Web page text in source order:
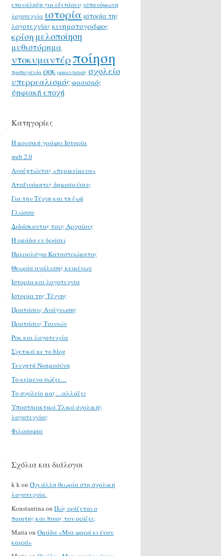
επανάληψη για εξετάσεις ισπανόφωνη
λογοτεχνία ιστορία ιστορία της
λογοτεχνίαςκινηματογράφος
κρίση μελοποίηση
μυθιστόρημα
ντοκυμαντέρποίηση
προπαγάνδα ροκ ρομαντισμός σχολείο
υπερρεαλισμόςφασισμός
ψηφιακή εποχή
Κατηγορίες
H μουσική γράφει Ιστορία
web 2.0
Αναζητώντας «περικείμενα»
Αταξινόμητες δημοσιεύσεις
Για την Τέχνη και τη ζωή
Γλώσσα
Διδάσκοντας τους Αρχαίους
Η ομάδα εν δράσει
Ημερολόγιο Καταστρώματος
Θεωρία ανάλυσης κειμένων
Ιστορία και λογοτεχνία
Ιστορία της Τέχνης
Προτάσεις Ανάγνωσης
Προτάσεις Ταινιών
Ροκ και λογοτεχνία
Σχετικά με το blog
Τενχητή Νοημοσύνη
Το κείμενο σώζει…
Το σχολείο μας…αλλάζει
Υποστηρικτικό Υλικό σχολικής
λογοτεχνίας
Φιλοσοφία
Σχόλια και διάλογοι
k kon Όχι άλλη θεωρία στη σχολική
λογοτεχνία.
Konstantinaon Πώς ορίζεται ο
ποιητής και ποιος τον ορίζει;
Mariaon Ομάδα «Μια φορά κι έναν
καιρό»